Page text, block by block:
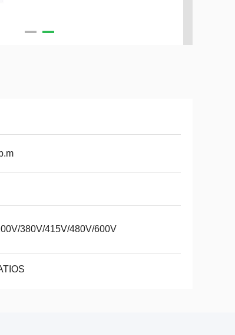
380V/415V/480V/600V